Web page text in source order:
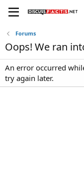
Forums
Oops! We ran
An error occurred
try again later.